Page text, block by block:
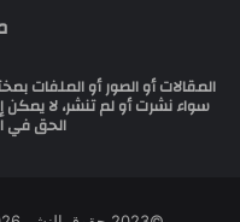
المقالات أو الصور أو الملفات
سواء نشرت أو لم تنشر، لا يمكن
الحق في